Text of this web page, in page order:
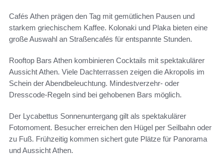
Cafés Athen prägen den Tag mit gemütlichen Pausen und
starkem griechischem Kaffee. Kolonaki und Plaka bieten eine
große Auswahl an Straßencafés für entspannte Stunden.
Rooftop Bars Athen kombinieren Cocktails mit spektakulärer
Aussicht Athen. Viele Dachterrassen zeigen die Akropolis im
Schein der Abendbeleuchtung. Mindestverzehr- oder
Dresscode-Regeln sind bei gehobenen Bars möglich.
Der Lycabettus Sonnenuntergang gilt als spektakulärer
Fotomoment. Besucher erreichen den Hügel per Seilbahn oder
zu Fuß. Frühzeitig kommen sichert gute Plätze für Panorama
und Aussicht Athen.